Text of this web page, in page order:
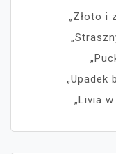
„Złoto i
„Upadek
„Livia